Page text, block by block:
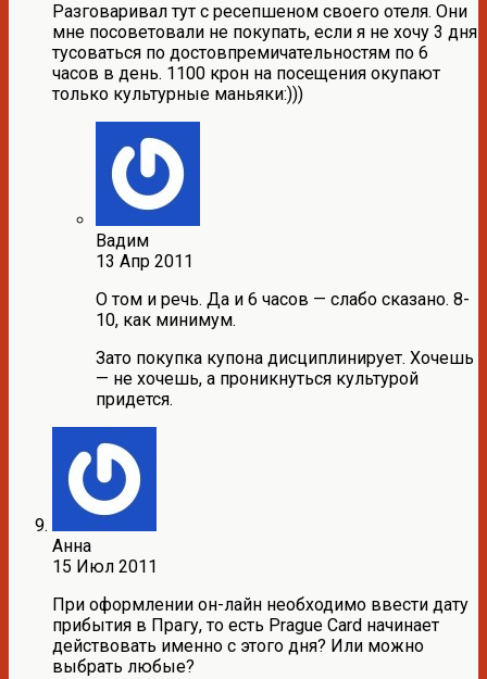
Разговаривал тут с ресепшеном своего отеля. Они
мне посоветовали не покупать, если я не хочу 3 дня
тусоваться по достовпремичательностям по 6
часов в день. 1100 крон на посещения окупают
только культурные маньяки:)))
Вадим
13 Апр 2011
О том и речь. Да и 6 часов — слабо сказано. 8-
10, как минимум.
Зато покупка купона дисциплинирует. Хочешь
— не хочешь, а проникнуться культурой
придется.
Анна
15 Июл 2011
При оформлении он-лайн необходимо ввести дату
прибытия в Прагу, то есть Prague Card начинает
действовать именно с этого дня? Или можно
выбрать любые?